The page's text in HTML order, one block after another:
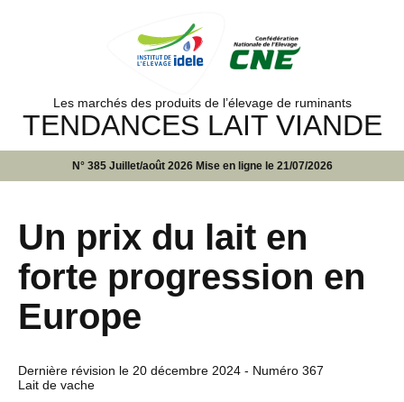
Les marchés des produits de l’élevage de ruminants
TENDANCES LAIT VIANDE
N° 385 Juillet/août 2026 Mise en ligne le 21/07/2026
Un prix du lait en
forte progression en
Europe
Dernière révision le 20 décembre 2024 - Numéro 367
Lait de vache